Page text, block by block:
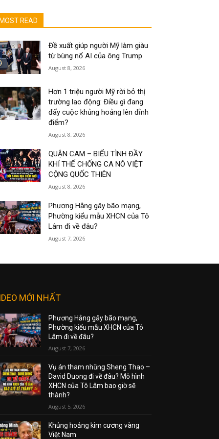
MOST READ
Đề xuất giúp người Mỹ làm giàu
từ bùng nổ AI của ông Trump
August 8, 2026
Hơn 1 triệu người Mỹ rời bỏ thị
trường lao động: Điều gì đang
đẩy cuộc khủng hoảng lên đỉnh
điểm?
August 8, 2026
QUẬN CAM – BIỂU TÌNH ĐẦY
KHÍ THẾ CHỐNG CA NÔ VIỆT
CỘNG QUỐC THIÊN
August 8, 2026
Phương Hằng gây bão mạng,
Phường kiểu mẫu XHCN của Tô
Lâm đi về đâu?
August 7, 2026
MỚI NHẤT
Phương Hằng gây bão mạng,
Phường kiểu mẫu XHCN của Tô
Lâm đi về đâu?
August 7, 2026
Vụ án tham nhũng Sheng Thao –
David Duong đi về đâu? Mô hình
XHCN của Tô Lâm bao giờ sẽ
thành?
August 5, 2026
Khủng hoảng kim cương vàng
Việt Nam